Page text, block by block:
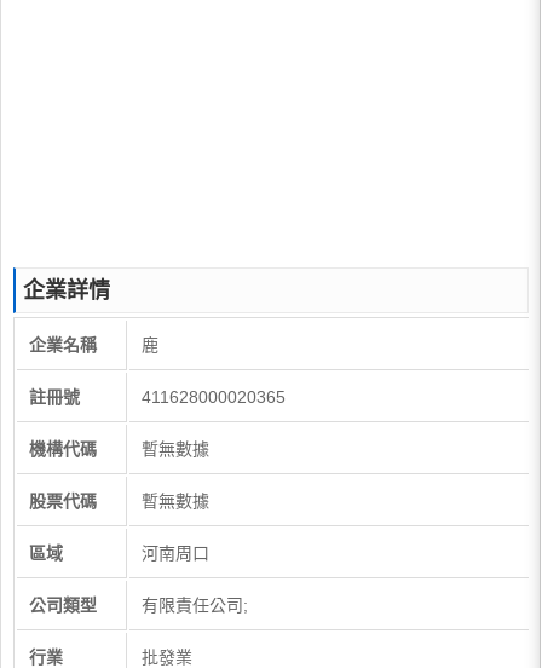
企業詳情
企業名稱 鹿
註冊號 411628000020365
機構代碼 暫無數據
股票代碼 暫無數據
區域 河南周口
公司類型 有限責任公司;
行業 批發業